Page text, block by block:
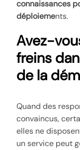
connaissances
déploiements.
Avez-
freins
de la
Quand des
convaincus,
elles ne
un service peut